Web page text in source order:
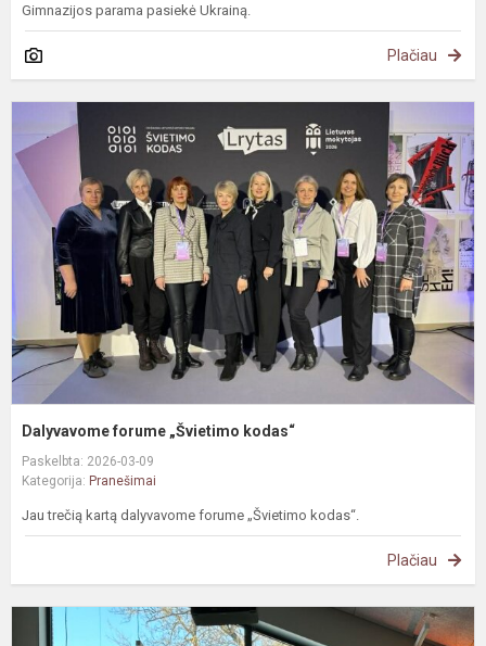
Gimnazijos parama pasiekė Ukrainą.
Plačiau
Dalyvavome forume „Švietimo kodas“
Paskelbta: 2026-03-09
Kategorija: Pranešimai
Jau trečią kartą dalyvavome forume „Švietimo kodas“.
Plačiau